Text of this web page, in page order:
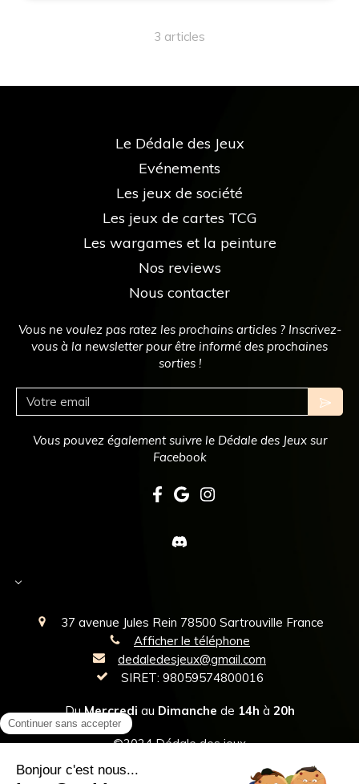
3 articles
Le Dédale des Jeux
Evénements
Les jeux de société
Les jeux de cartes TCG
Les wargames et la peinture
Nos reviews
Nous contacter
Vous ne voulez pas ratez les prochains articles ? Inscrivez-
vous à la newsletter pour être informé des prochaines
sorties !
Votre email
Vous pouvez également suivre le Dédale des Jeux sur
Facebook
Select Language
37 avenue Jules Rein 78500 Sartrouville France
Afficher le téléphone
dedaledesjeux@gmail.com
SIRET: 98059574800016
DuMercredi au Dimanche de 14h à 20h
©2024 Dédale des jeux